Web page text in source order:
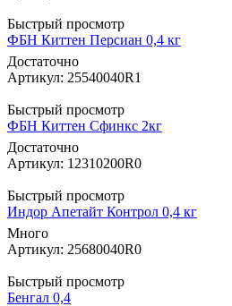
Быстрый просмотр
ФБН Киттен Персиан 0,4 кг
Достаточно
Артикул: 25540040R1
Быстрый просмотр
ФБН Киттен Сфинкс 2кг
Достаточно
Артикул: 12310200R0
Быстрый просмотр
Индор Апетайт Контрол 0,4 кг
Много
Артикул: 25680040R0
Быстрый просмотр
Бенгал 0,4